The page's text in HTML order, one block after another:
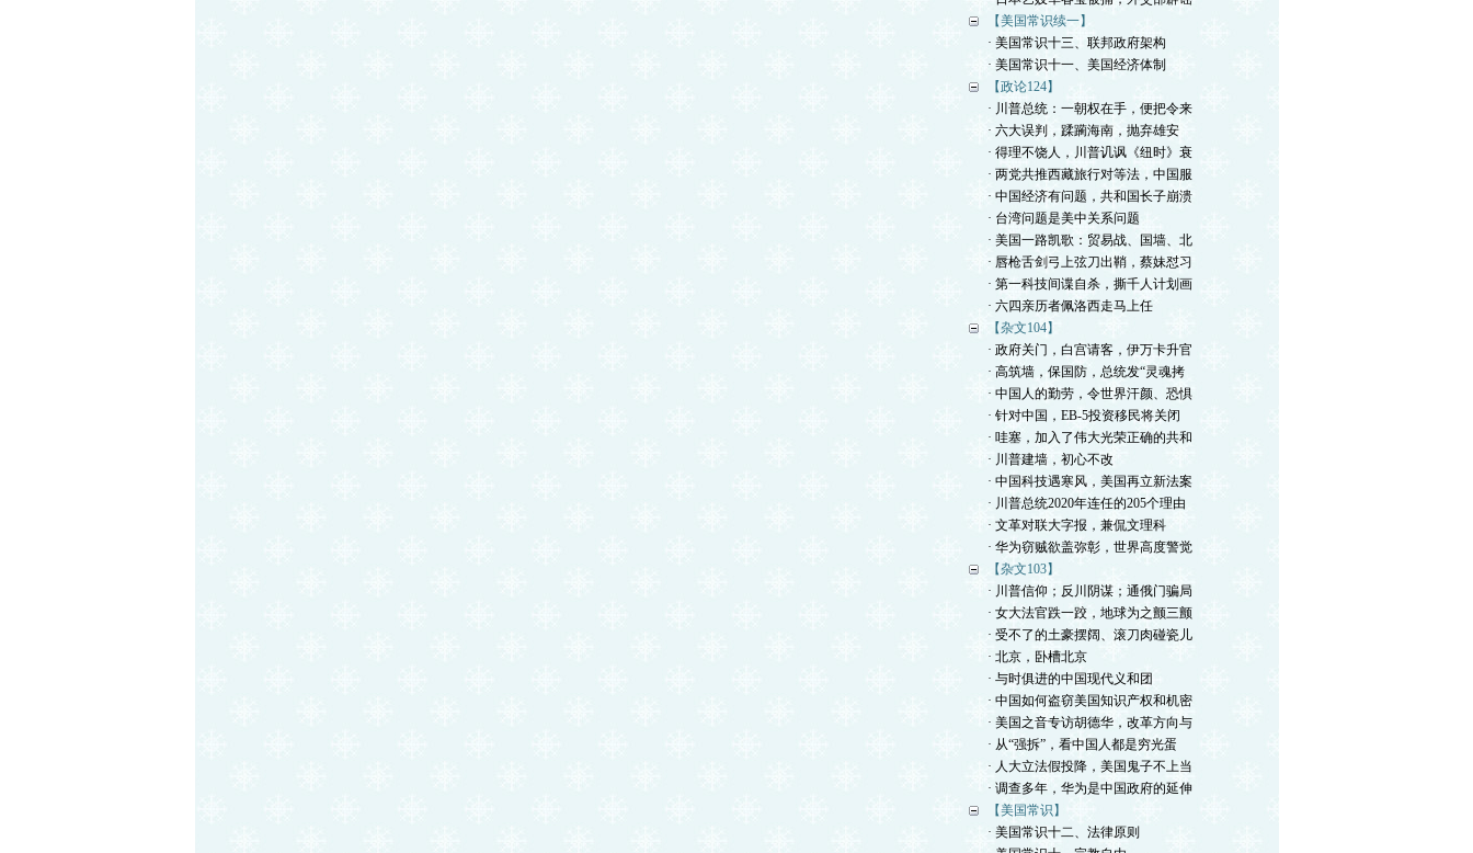
【美国常识续一】
· 美国常识十三、联邦政府架构
· 美国常识十一、美国经济体制
【政论124】
· 川普总统：一朝权在手，便把令来
· 六大误判，蹂躏海南，抛弃雄安
· 得理不饶人，川普讥讽《纽时》衰
· 两党共推西藏旅行对等法，中国服
· 中国经济有问题，共和国长子崩溃
· 台湾问题是美中关系问题
· 美国一路凯歌：贸易战、国墙、北
· 唇枪舌剑弓上弦刀出鞘，蔡妹怼习
· 第一科技间谍自杀，撕千人计划画
· 六四亲历者佩洛西走马上任
【杂文104】
· 政府关门，白宫请客，伊万卡升官
· 高筑墙，保国防，总统发“灵魂拷
· 中国人的勤劳，令世界汗颜、恐惧
· 针对中国，EB-5投资移民将关闭
· 哇塞，加入了伟大光荣正确的共和
· 川普建墙，初心不改
· 中国科技遇寒风，美国再立新法案
· 川普总统2020年连任的205个理由
· 文革对联大字报，兼侃文理科
· 华为窃贼欲盖弥彰，世界高度警觉
【杂文103】
· 川普信仰；反川阴谋；通俄门骗局
· 女大法官跌一跤，地球为之颤三颤
· 受不了的土豪摆阔、滚刀肉碰瓷儿
· 北京，卧槽北京
· 与时俱进的中国现代义和团
· 中国如何盗窃美国知识产权和机密
· 美国之音专访胡德华，改革方向与
· 从“强拆”，看中国人都是穷光蛋
· 人大立法假投降，美国鬼子不上当
· 调查多年，华为是中国政府的延伸
【美国常识】
· 美国常识十二、法律原则